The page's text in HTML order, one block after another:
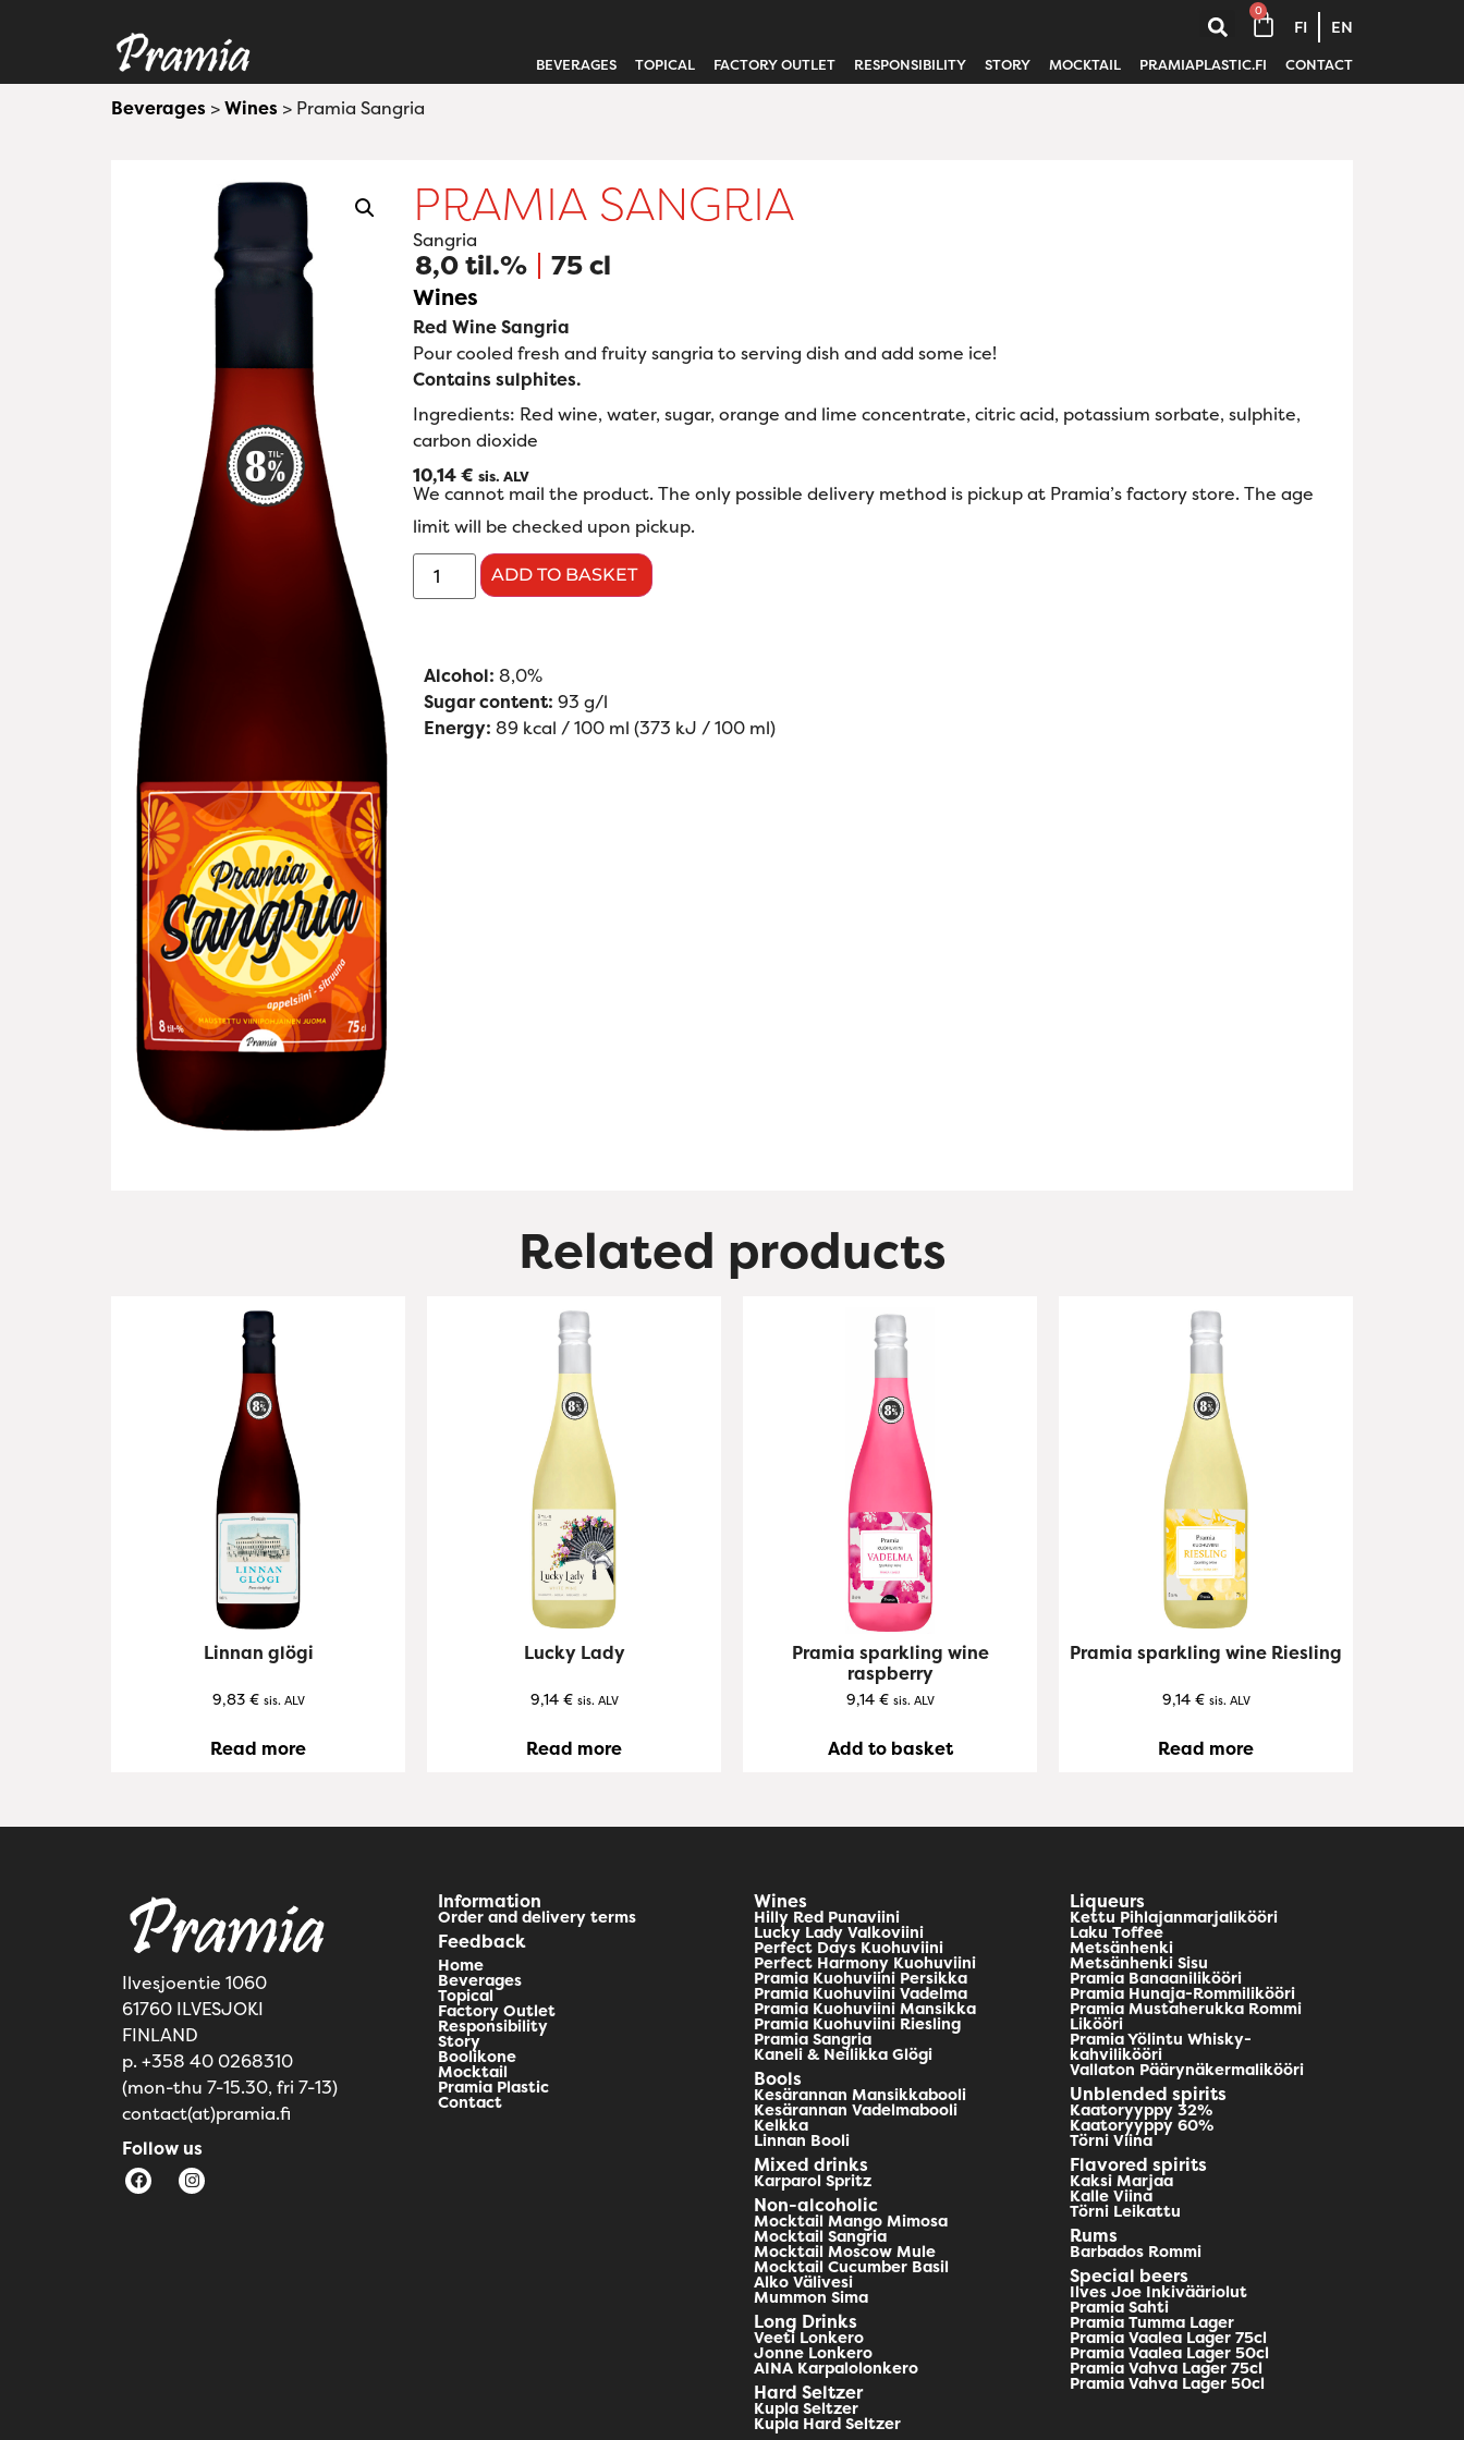
FI EN
0
BEVERAGES TOPICAL FACTORY OUTLET RESPONSIBILITY STORY MOCKTAIL PRAMIAPLASTIC.FI CONTACT
Beverages >Wines > Pramia Sangria
PRAMIA SANGRIA
Sangria
8,0 til.% 75 cl
Wines
Red Wine Sangria
Pour cooled fresh and fruity sangria to serving dish and add some ice!
Contains sulphites.
Ingredients: Red wine, water, sugar, orange and lime concentrate, citric acid, potassium sorbate, sulphite,
carbon dioxide
10,14€ sis. ALV
We cannot mail the product. The only possible delivery method is pickup at Pramia’s factory store. The age
limit will be checked upon pickup.
ADD TO BASKET
Alcohol: 8,0%
Sugar content: 93 g/l
Energy: 89 kcal / 100 ml (373 kJ / 100 ml)
Related products
Linnan glögi
9,83 € sis. ALV
Read more
Lucky Lady
9,14 € sis. ALV
Read more
Pramia sparkling wine
raspberry
9,14 € sis. ALV
Add to basket
Pramia sparkling wine Riesling
9,14 € sis. ALV
Read more
Ilvesjoentie 1060
61760 ILVESJOKI
FINLAND
p. +358 40 0268310
(mon-thu 7-15.30, fri 7-13)
contact(at)pramia.fi
Follow us
Information
Order and delivery terms
Feedback
Home
Beverages
Topical
Factory Outlet
Responsibility
Story
Boolikone
Mocktail
Pramia Plastic
Contact
Wines
Hilly Red Punaviini
Lucky Lady Valkoviini
Perfect Days Kuohuviini
Perfect Harmony Kuohuviini
Pramia Kuohuviini Persikka
Pramia Kuohuviini Vadelma
Pramia Kuohuviini Mansikka
Pramia Kuohuviini Riesling
Pramia Sangria
Kaneli & Neilikka Glögi
Bools
Kesärannan Mansikkabooli
Kesärannan Vadelmabooli
Kelkka
Linnan Booli
Mixed drinks
Karparol Spritz
Non-alcoholic
Mocktail Mango Mimosa
Mocktail Sangria
Mocktail Moscow Mule
Mocktail Cucumber Basil
Alko Välivesi
Mummon Sima
Long Drinks
Veeti Lonkero
Jonne Lonkero
AINA Karpalolonkero
Hard Seltzer
Kupla Seltzer
Kupla Hard Seltzer
Liqueurs
Kettu Pihlajanmarjalikööri
Laku Toffee
Metsänhenki
Metsänhenki Sisu
Pramia Banaanilikööri
Pramia Hunaja-Rommilikööri
Pramia Mustaherukka Rommi
Likööri
Pramia Yölintu Whisky-
kahvilikööri
Vallaton Päärynäkermalikööri
Unblended spirits
Kaatoryyppy 32%
Kaatoryyppy 60%
Törni Viina
Flavored spirits
Kaksi Marjaa
Kalle Viina
Törni Leikattu
Rums
Barbados Rommi
Special beers
Ilves Joe Inkivääriolut
Pramia Sahti
Pramia Tumma Lager
Pramia Vaalea Lager 75cl
Pramia Vaalea Lager 50cl
Pramia Vahva Lager 75cl
Pramia Vahva Lager 50cl